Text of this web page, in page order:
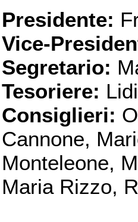
Presidente:
Vice-
Segretario:
Tesoriere:
Consiglieri:
Cannone,
Monteleone,
Maria Rizzo,